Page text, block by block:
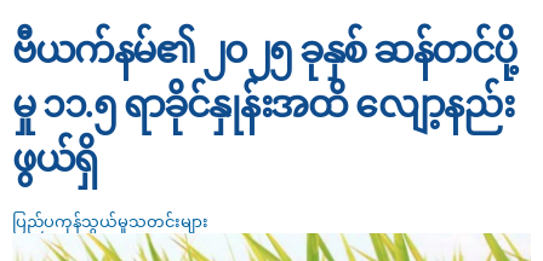
ဗီယက်နမ်၏ ၂၀၂၅ ခုနှစ် ဆန်တင်ပို့
မှု ၁၁.၅ ရာခိုင်နှုန်းအထိ လျော့နည်း
ဖွယ်ရှိ
ပြည်ပကုန်သွယ်မှုသတင်းများ